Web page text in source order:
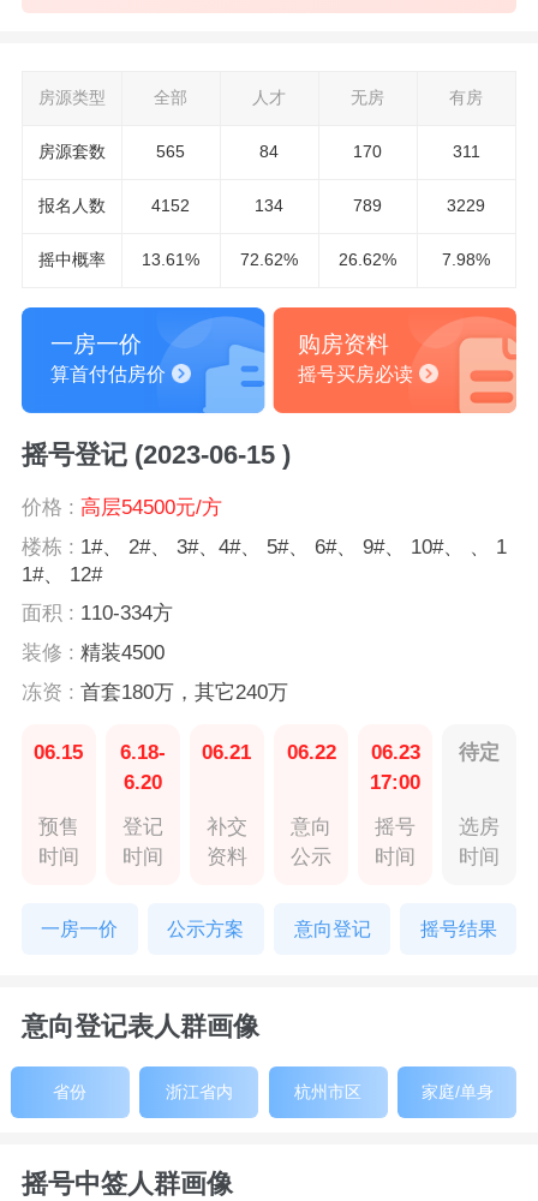
房源类型 全部 人才 无房 有房
房源套数 565 84 170 311
报名 人数 4152 134 789 3229
摇中概率 13.61% 72.62% 26.62% 7.98%
一房一价
算首付估房价
购房资料
摇号买房必读
摇号登记 (2023-06-15 )
价格 : 高层54500元/方
楼栋 : 1#、 2#、 3#、4#、 5#、 6#、 9#、 10#、 、 1
1#、 12#
面积 : 110-334方
装修 : 精装4500
冻资 : 首套180万，其它240万
06.15
预售
时间
6.18-
6.20
登记
时间
06.21
补交
资料
06.22
意向
公示
06.23
17:00
摇号
时间
待定
选房
时间
一房一价 公示方案 意向登记 摇号结果
意向登记表人群画像
省份 浙江省内 杭州市区 家庭/单身
摇号中签人群画像